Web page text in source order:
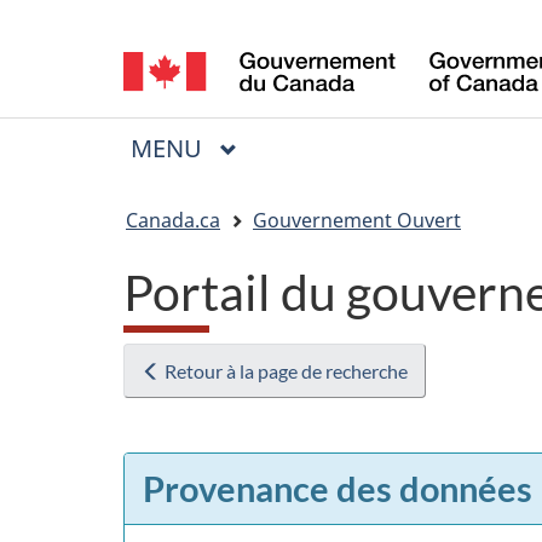
de
la
langue
Menu
MENU PRINCIPAL
Canada.ca Gouvernement Ouvert
Portail du
Retour à la page de recherche
Provenance des données